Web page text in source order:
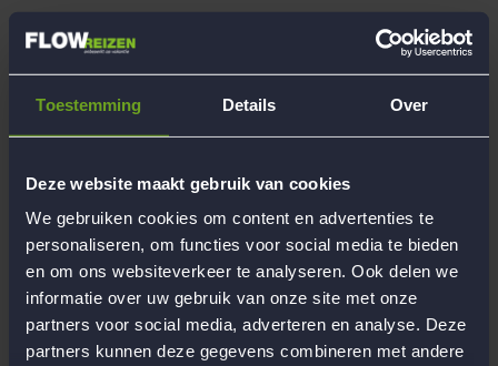
Toestemming Details Over
Deze website maakt gebruik van cookies
We gebruiken cookies om content en advertenties te
personaliseren, om functies voor social media te bieden
en om ons websiteverkeer te analyseren. Ook delen we
informatie over uw gebruik van onze site met onze
partners voor social media, adverteren en analyse. Deze
partners kunnen deze gegevens combineren met andere
Leuke weetjes
Fitness, Wielrennen, Boulderen, Festivals, zwemmen, hiken,
Opleiding/beroep
Recente reiservaringen met Flow
Persoonlijke reiservaring
Europa : Frankrijk, Spanje, Duitsland, Italië, Oostenrijk,
Portugal, Griekenland, Turkije, Cyprus - Buiten Europa NY,
Marokko, Zuid Afrika, Australië, nog veel op de bucketlist!
Begeleiding
Werken bij Flow Reizen